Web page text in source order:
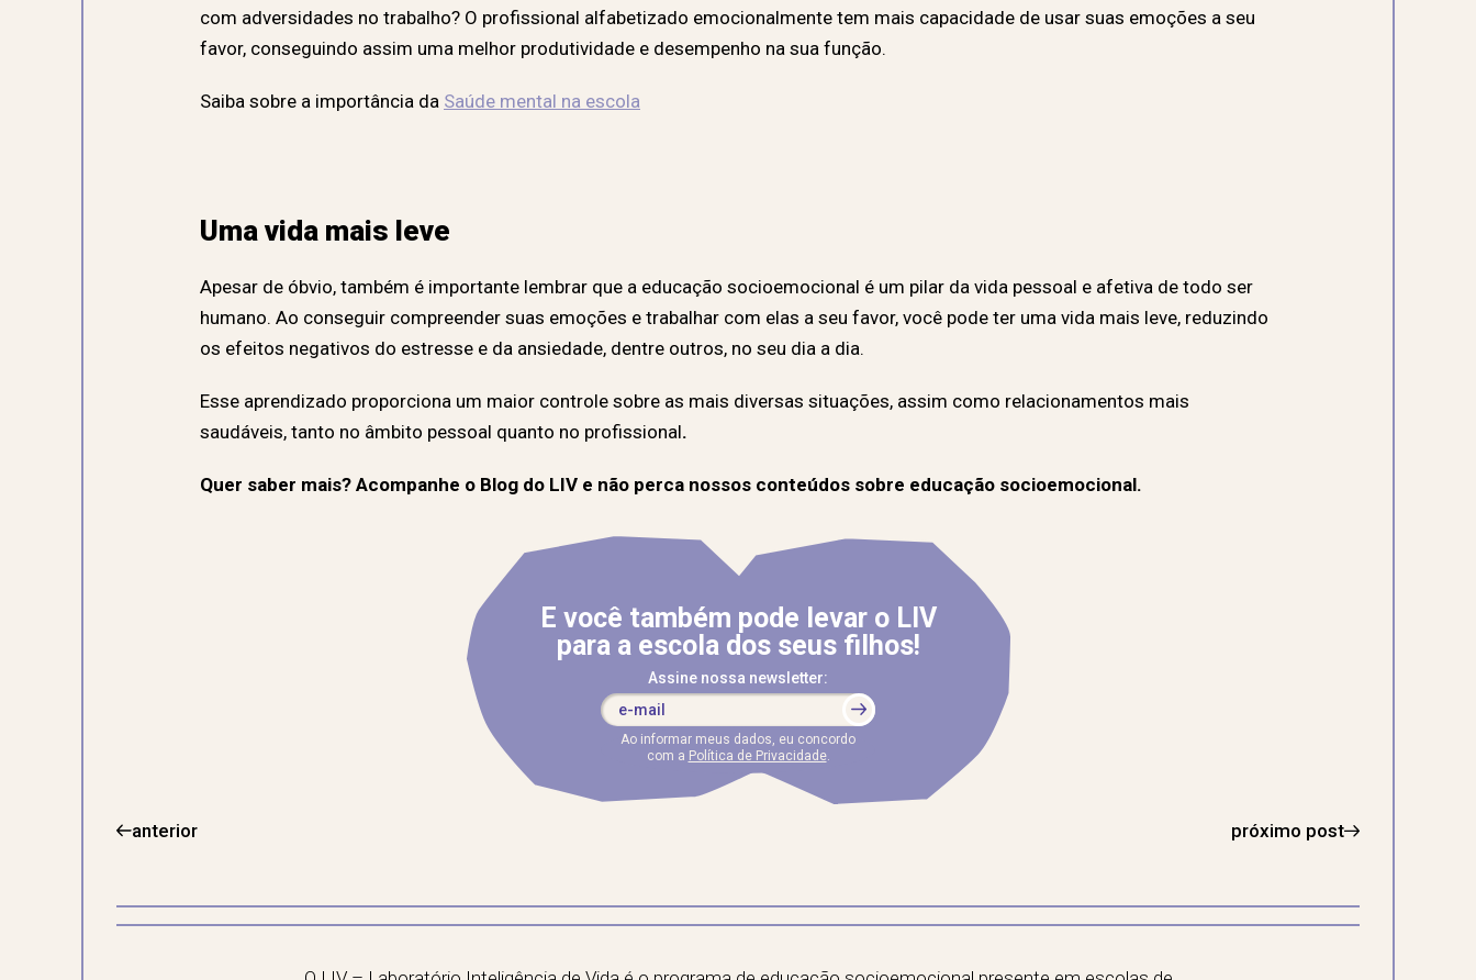
com adversidades no trabalho? O profissional alfabetizado emocionalmente tem mais capacidade de usar suas emoções a seu
favor, conseguindo assim uma melhor produtividade e desempenho na sua função.
Saiba sobre a importância da Saúde mental na escola
Uma vida mais leve
Apesar de óbvio, também é importante lembrar que a educação socioemocional é um pilar da vida pessoal e afetiva de todo ser
humano. Ao conseguir compreender suas emoções e trabalhar com elas a seu favor, você pode ter uma vida mais leve, reduzindo
os efeitos negativos do estresse e da ansiedade, dentre outros, no seu dia a dia.
Esse aprendizado proporciona um maior controle sobre as mais diversas situações, assim como relacionamentos mais
saudáveis, tanto no âmbito pessoal quanto no profissional.
Quer saber mais? Acompanhe o Blog do LIV e não perca nossos conteúdos sobre educação socioemocional.
E você também pode levar o LIV
para a escola dos seus filhos!
Assine nossa newsletter:
Ao informar meus dados, eu concordo
com a Política de Privacidade.
anterior próximo post